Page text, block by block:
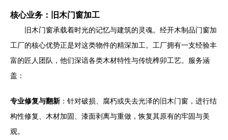
核心业务：旧木门窗加工
旧木门窗承载着时光的记忆与建筑的灵魂。经开木制品门窗加
工厂的核心优势正是对这类物件的精深加工。工厂拥有一支经验丰
富的匠人团队，他们深谙各类木材特性与传统榫卯工艺。服务涵
盖：
专业修复与翻新 ：针对破损、腐朽或失去光泽的旧木门窗，进行结
构性修复、木材加固、漆面剥离与重做，恢复其原有的牢固与美
观。